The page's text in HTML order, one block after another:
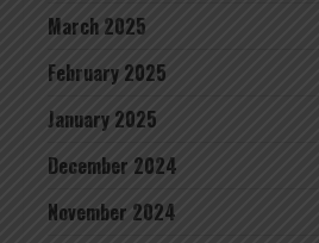
March 2025
February 2025
January 2025
December 2024
November 2024